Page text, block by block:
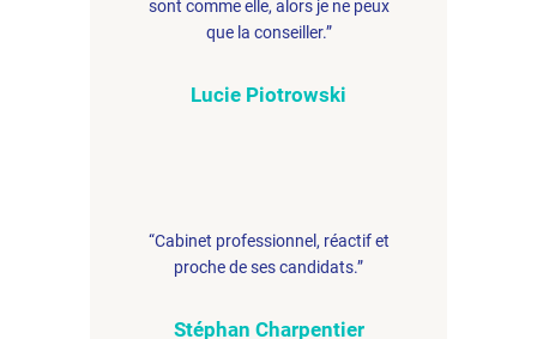
sont comme elle, alors je ne peux
que la conseiller.”
Lucie Piotrowski
“Cabinet professionnel, réactif et
proche de ses candidats.”
Stéphan Charpentier